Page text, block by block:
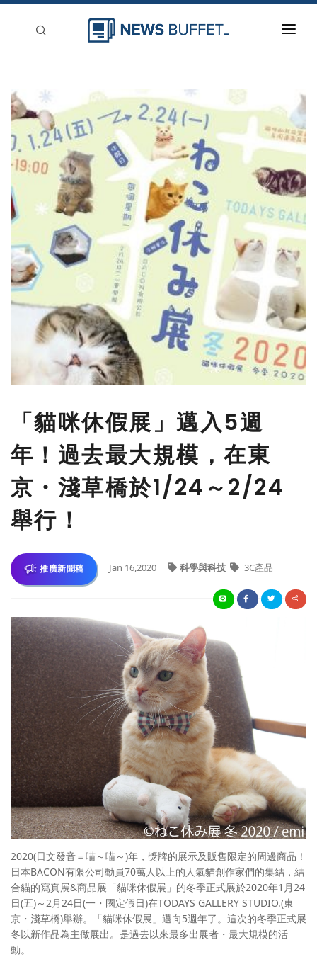
新聞稿分類
登入
「貓咪休假展」邁入5週
年！過去最大規模，在東
京・淺草橋於1/24～2/24
舉行！
推廣新聞稿 Jan 16,2020 科學與科技 3C產品
2020(日文發音＝喵～喵～)年，獎牌的展示及販售限定的周邊商品！
日本BACON有限公司動員70萬人以上的人氣貓創作家們的集結，結
合貓的寫真展&商品展「貓咪休假展」的冬季正式展於2020年1月24
日(五)～2月24日(一・國定假日)在TODAYS GALLERY STUDIO.(東
京・淺草橋)舉辦。「貓咪休假展」邁向5週年了。這次的冬季正式展
冬以新作品為主做展出。是過去以來最多出展者・最大規模的活
動。